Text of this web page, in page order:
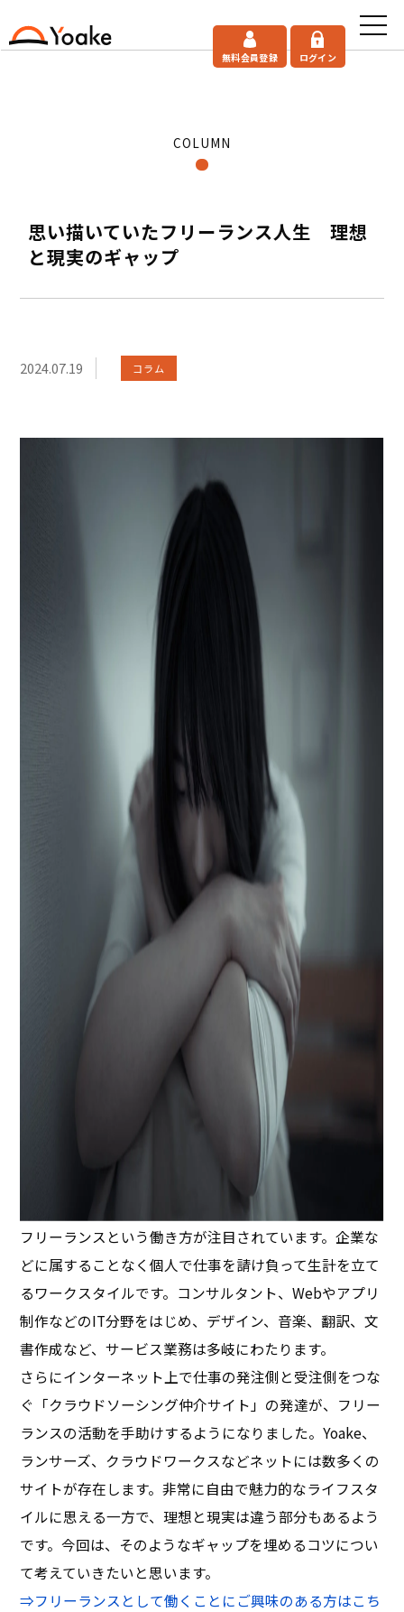
無料会員登録 ログイン
思い描いていたフリーランス人生 理想
と現実のギャップ
COLUMN
2024.07.19 コラム
フリーランスという働き方が注目されています。企業な
どに属することなく個人で仕事を請け負って生計を立て
るワークスタイルです。コンサルタント、Webやアプリ
制作などのIT分野をはじめ、デザイン、音楽、翻訳、文
書作成など、サービス業務は多岐にわたります。
さらにインターネット上で仕事の発注側と受注側をつな
ぐ「クラウドソーシング仲介サイト」の発達が、フリー
ランスの活動を手助けするようになりました。Yoake、
ランサーズ、クラウドワークスなどネットには数多くの
サイトが存在します。非常に自由で魅力的なライフスタ
イルに思える一方で、理想と現実は違う部分もあるよう
です。今回は、そのようなギャップを埋めるコツについ
て考えていきたいと思います。
⇒フリーランスとして働くことにご興味のある方はこち